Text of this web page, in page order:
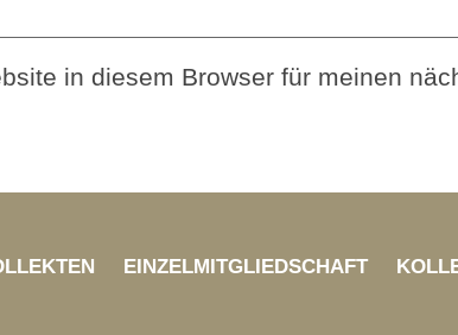
in diesem Browser für meinen
EINZELMITGLIEDSCHAFT